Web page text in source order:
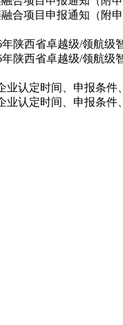
合项目申报通知（附
陕西省卓越级/领航
陕西省卓越级/领航
业认定时间、申报条件
业认定时间、申报条件